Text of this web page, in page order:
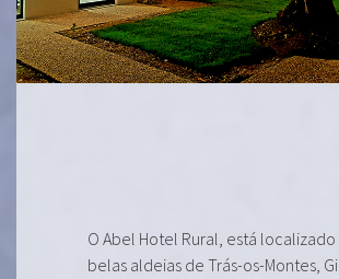
O Abel Hotel Rural, está localizado
belas aldeias de Trás-os-Montes,